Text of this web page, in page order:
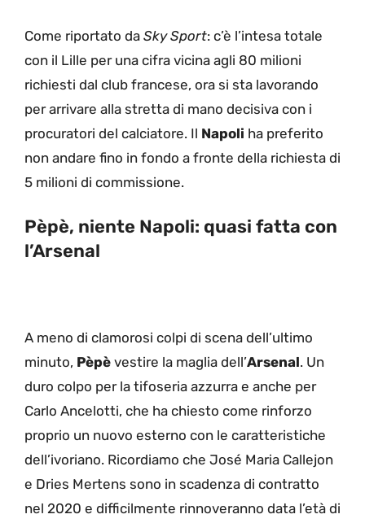
Come riportato da Sky Sport: c’è l’intesa totale
con il Lille per una cifra vicina agli 80 milioni
richiesti dal club francese, ora si sta lavorando
per arrivare alla stretta di mano decisiva con i
procuratori del calciatore. Il Napoli ha preferito
non andare fino in fondo a fronte della richiesta di
5 milioni di commissione.
Pèpè, niente Napoli: quasi fatta con
l’Arsenal
A meno di clamorosi colpi di scena dell’ultimo
minuto, Pèpè vestire la maglia dell’Arsenal. Un
duro colpo per la tifoseria azzurra e anche per
Carlo Ancelotti, che ha chiesto come rinforzo
proprio un nuovo esterno con le caratteristiche
dell’ivoriano. Ricordiamo che José Maria Callejon
e Dries Mertens sono in scadenza di contratto
nel 2020 e difficilmente rinnoveranno data l’età di